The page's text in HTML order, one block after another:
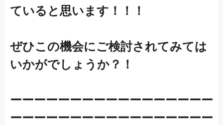
ていると思います！！！
ぜひこの機会にご検討されてみては
いかがでしょうか？！
ーーーーーーーーーーーーーーーーー
ーーーーーーーーーーーーーーーーー